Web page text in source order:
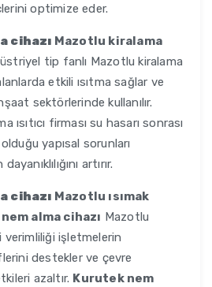
optimize eder.
cihazı Mazotlu kiralama
tip fanlı Mazotlu kiralama
etkili ısıtma sağlar ve
sektörlerinde kullanılır.
ısıtıcı firması su hasarı sonrası
yapısal sorunları
artırır.
cihazı Mazotlu ısımak
alma cihazı Mazotlu
verimliliği işletmelerin
destekler ve çevre
azaltır. Kurutek nem